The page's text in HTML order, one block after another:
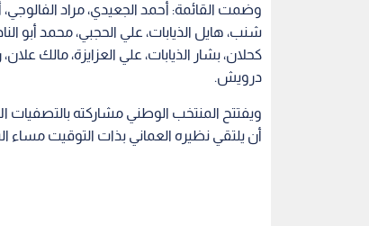
وضمت القائمة: أحمد الجعيدي، مراد
شنب، هايل الذيابات، علي الحجبي، محمد أبو
كحلان، بشار الذيابات، علي العزايزة، مالك
درويش.
أن يلتقي نظيره العماني بذات التوقيت مساء السبت 9 من الشهر ذاته، ثم سوريا بذات التوقيت